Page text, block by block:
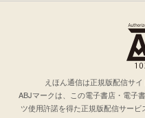
えほん通信は正規版配信サイ
ABJマークは、この電子書店・電子
ツ使用許諾を得た正規版配信サー